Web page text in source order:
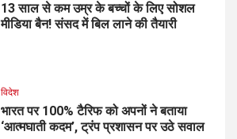
13 साल से कम उम्र के बच्चों के लिए सोशल
मीडिया बैन! संसद में बिल लाने की तैयारी
विदेश
भारत पर 100% टैरिफ को अपनों ने बताया
‘आत्मघाती कदम’, ट्रंप प्रशासन पर उठे सवाल